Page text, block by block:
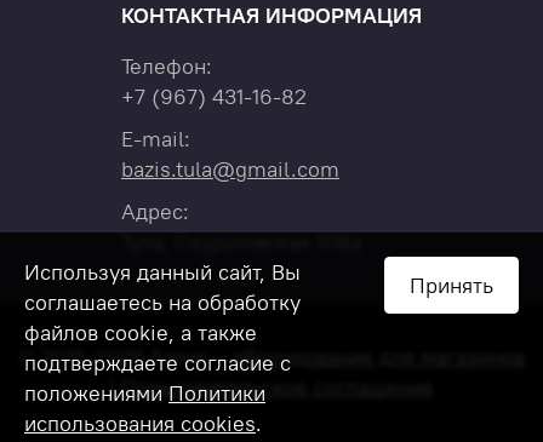
КОНТАКТНАЯ ИНФОРМАЦИЯ
Телефон:
+7 (967) 431-16-82
E-mail:
bazis.tula@gmail.com
Адрес:
Тула, Скуратовская 108а
© 2015-2026 Базис –оборудование для магазинов
|Пользовательское соглашение
Используя данный сайт, Вы
соглашаетесь на обработку
файлов cookie, а также
подтверждаете согласие с
положениями Политики
использования cookies.
Принять